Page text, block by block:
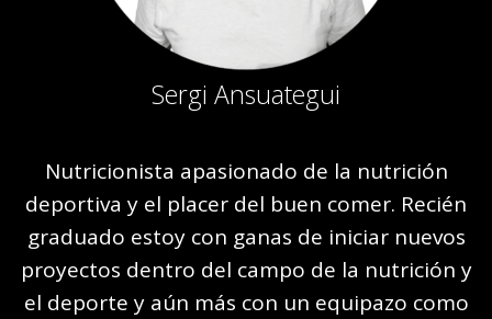
Sergi Ansuategui
Nutricionista apasionado de la nutrición
deportiva y el placer del buen comer. Recién
graduado estoy con ganas de iniciar nuevos
proyectos dentro del campo de la nutrición y
el deporte y aún más con un equipazo como